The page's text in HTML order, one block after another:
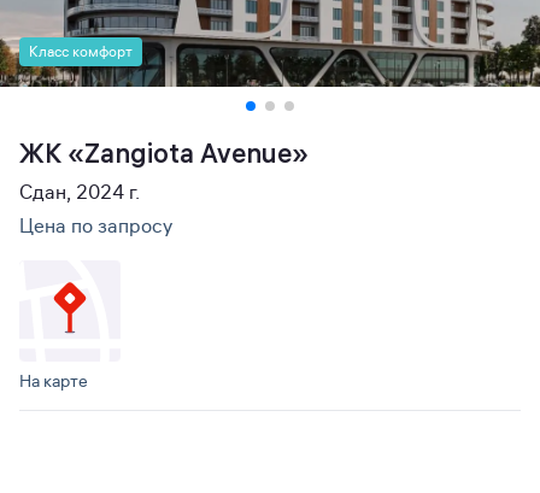
Класс комфорт
ЖК «Zangiota Avenue»
Сдан, 2024 г.
Цена по запросу
На карте